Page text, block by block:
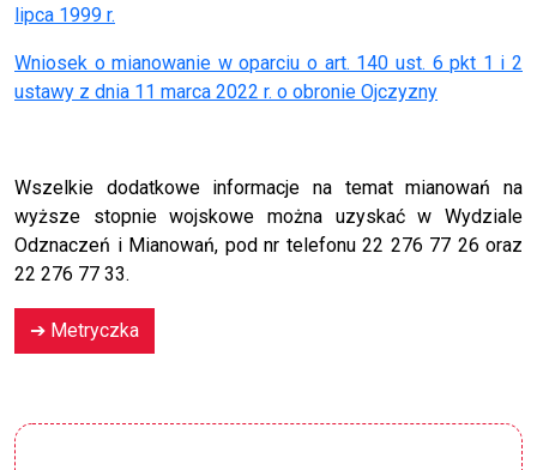
lipca 1999 r.
Wniosek o mianowanie w oparciu o art. 140 ust. 6 pkt 1 i 2
ustawy z dnia 11 marca 2022 r. o obronie Ojczyzny
Wszelkie dodatkowe informacje na temat mianowań na
wyższe stopnie wojskowe można uzyskać w Wydziale
Odznaczeń i Mianowań, pod nr telefonu 22 276 77 26 oraz
22 276 77 33.
➔ Metryczka